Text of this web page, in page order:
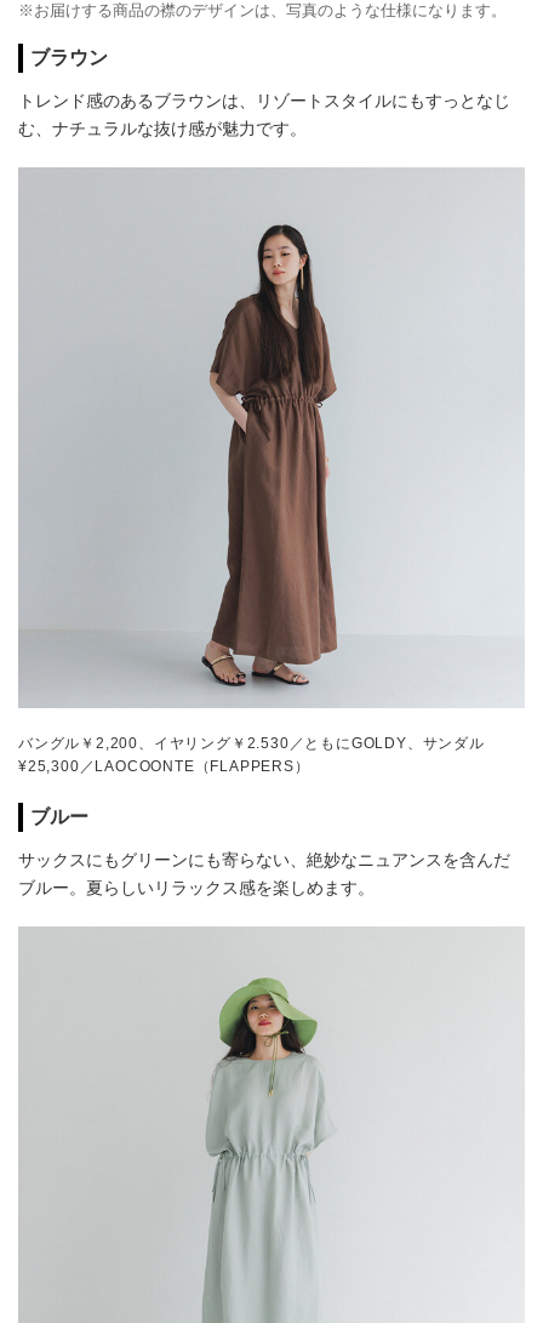
※お届けする商品の襟のデザインは、写真のような仕様になります。
ブラウン
トレンド感のあるブラウンは、リゾートスタイルにもすっとなじ
む、ナチュラルな抜け感が魅力です。
バングル￥2,200、イヤリング￥2.530／ともにGOLDY、サンダル
¥25,300／LAOCOONTE（FLAPPERS）
ブルー
サックスにもグリーンにも寄らない、絶妙なニュアンスを含んだ
ブルー。夏らしいリラックス感を楽しめます。